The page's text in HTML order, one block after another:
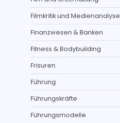
Filmkritik und Medienanalyse
Finanzwesen & Banken
Fitness & Bodybuilding
Frisuren
Führung
Führungskräfte
Führungsmodelle